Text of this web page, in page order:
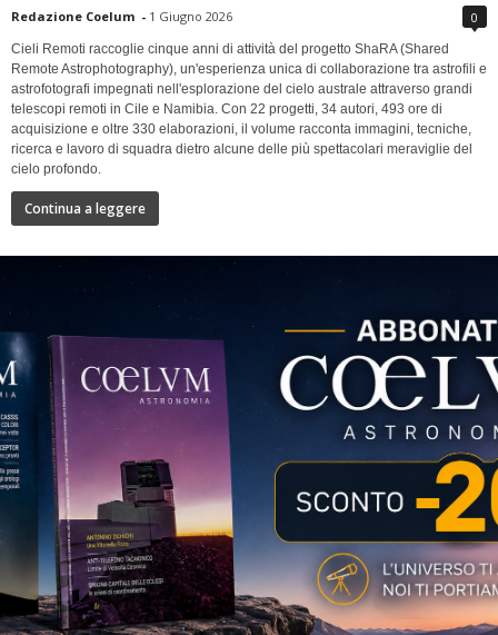
Redazione Coelum - 1 Giugno 2026 0
Cieli Remoti raccoglie cinque anni di attività del progetto ShaRA (Shared
Remote Astrophotography), un'esperienza unica di collaborazione tra astrofili e
astrofotografi impegnati nell'esplorazione del cielo australe attraverso grandi
telescopi remoti in Cile e Namibia. Con 22 progetti, 34 autori, 493 ore di
acquisizione e oltre 330 elaborazioni, il volume racconta immagini, tecniche,
ricerca e lavoro di squadra dietro alcune delle più spettacolari meraviglie del
cielo profondo.
Continua a leggere